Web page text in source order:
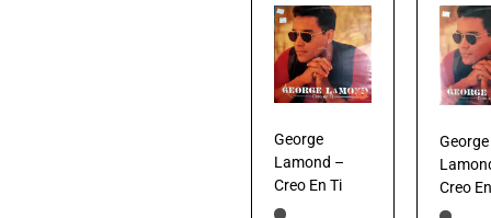
George
Lamond –
Creo En Ti
George
Creo